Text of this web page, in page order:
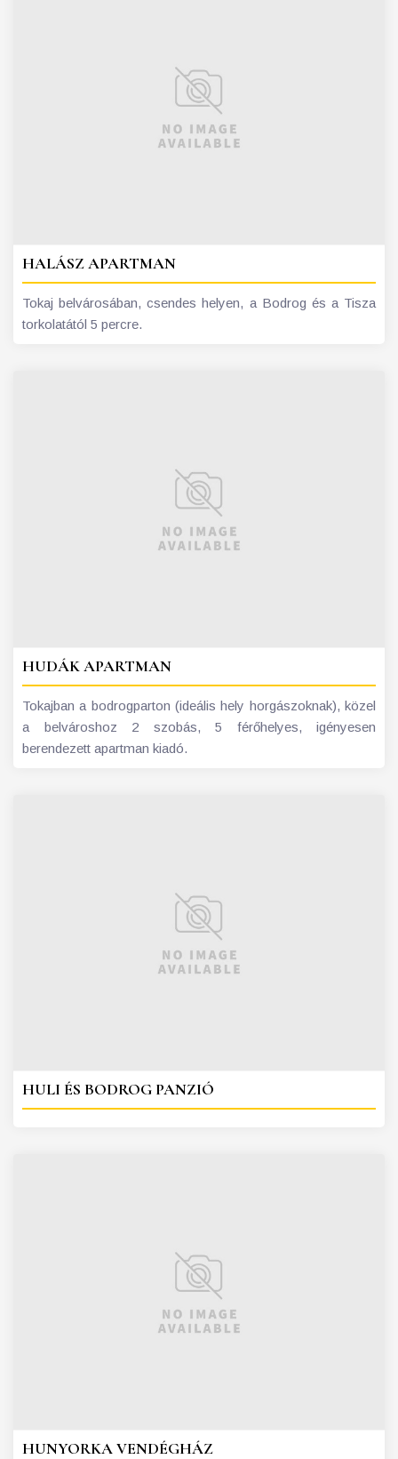
HALÁSZ APARTMAN
Tokaj belvárosában, csendes helyen, a Bodrog és a Tisza
torkolatától 5 percre.
HUDÁK APARTMAN
Tokajban a bodrogparton (ideális hely horgászoknak), közel
a belvároshoz 2 szobás, 5 férőhelyes, igényesen
berendezett apartman kiadó.
HULI ÉS BODROG PANZIÓ
HUNYORKA VENDÉGHÁZ